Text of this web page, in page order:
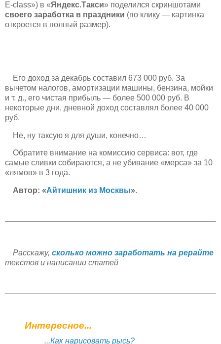
E-class») в «Яндекс.Такси» поделился скриншотами
своего заработка в праздники (по клику — картинка
откроется в полный размер).
Его доход за декабрь составил 673 000 руб. За
вычетом налогов, амортизации машины, бензина, мойки
и т. д., его чистая прибыль — более 500 000 руб. В
некоторые дни, дневной доход составлял более 40 000
руб.
Не, ну таксую я для души, конечно…
Обратите внимание на комиссию сервиса: вот, где
самые сливки собираются, а не убивание «мерса» за 10
«лямов» в 3 года.
Автор: «Айтишник из Москвы».
Расскажу, сколько можно заработать на рерайте
текстов и написании статей
Интересное...
...Как нарисовать рысь?